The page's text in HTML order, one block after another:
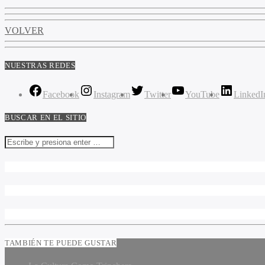
VOLVER
NUESTRAS REDES
Facebook Instagram Twitter YouTube
BUSCAR EN EL SITIO
TAMBIÉN TE PUEDE GUSTAR